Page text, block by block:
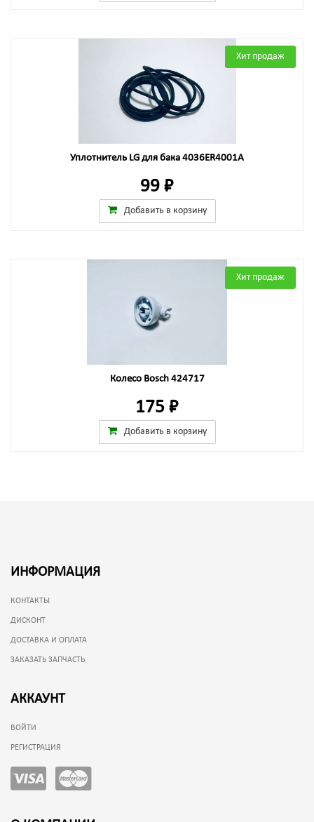
Хит продаж
Уплотнитель LG для бака 4036ER4001A
99 ₽
Добавить в корзину
Хит продаж
Колесо Bosch 424717
175 ₽
Добавить в корзину
ИНФОРМАЦИЯ
КОНТАКТЫ
ДИСКОНТ
ДОСТАВКА И ОПЛАТА
ЗАКАЗАТЬ ЗАПЧАСТЬ
АККАУНТ
ВОЙТИ
РЕГИСТРАЦИЯ